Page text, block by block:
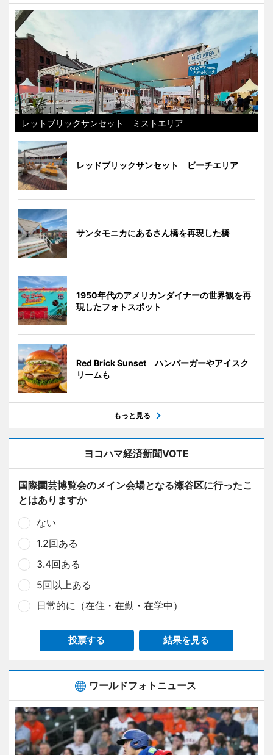
レットブリックサンセット ミストエリア
レッドブリックサンセット ビーチエリア
サンタモニカにあるさん橋を再現した橋
1950年代のアメリカンダイナーの世界観を再
現したフォトスポット
Red Brick Sunset ハンバーガーやアイスク
リームも
もっと見る
ヨコハマ経済新聞VOTE
国際園芸博覧会のメイン会場となる瀬谷区に行ったこ
とはありますか
ない
1.2回ある
3.4回ある
5回以上ある
日常的に（在住・在勤・在学中）
投票する 結果を見る
ワールドフォトニュース